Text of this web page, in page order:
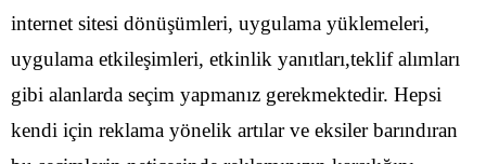
internet sitesi dönüşümleri, uygulama yüklemeleri,
uygulama etkileşimleri, etkinlik yanıtları,teklif alımları
gibi alanlarda seçim yapmanız gerekmektedir. Hepsi
kendi için reklama yönelik artılar ve eksiler barındıran